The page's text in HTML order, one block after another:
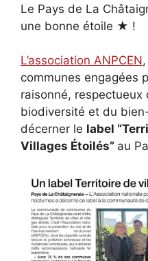
Le Pays de La
une bonne étoile ★ !
L’association ANPCEN
communes engagées
raisonné, respectueux
biodiversité et du
décerner le label
Villages Étoilés” au